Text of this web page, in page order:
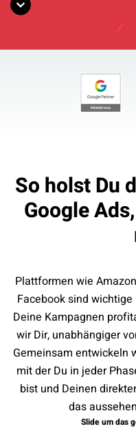
Newsletter
So holst Du
Google
Plattformen wie
Facebook sind
Deine Kampagnen
wir Dir, unabhängiger
Gemeinsam entwickeln
mit der Du in jeder
bist und Deinen
das
Slide um das